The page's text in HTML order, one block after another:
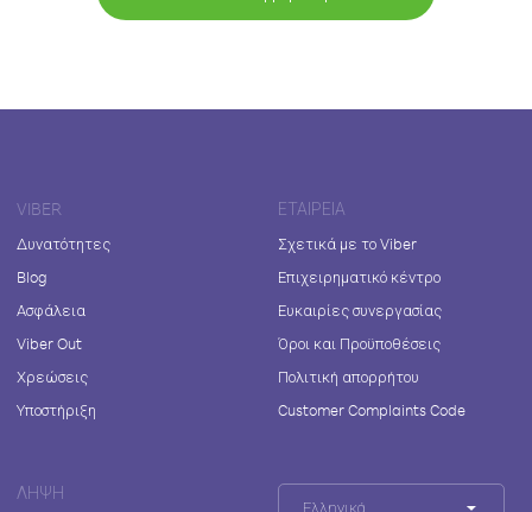
VIBER
Δυνατότητες
Blog
Ασφάλεια
Viber Out
Χρεώσεις
Υποστήριξη
ΕΤΑΙΡΕΊΑ
Σχετικά με το Viber
Επιχειρηματικό κέντρο
Ευκαιρίες συνεργασίας
Όροι και Προϋποθέσεις
Πολιτική απορρήτου
Customer Complaints Code
ΛΉΨΗ
Ελληνικά